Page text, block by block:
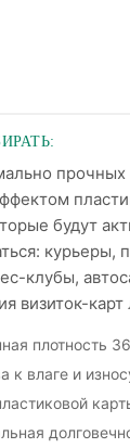
прочных
будут
курьеры,
клубы,
визиток-
плотность
к влаге и